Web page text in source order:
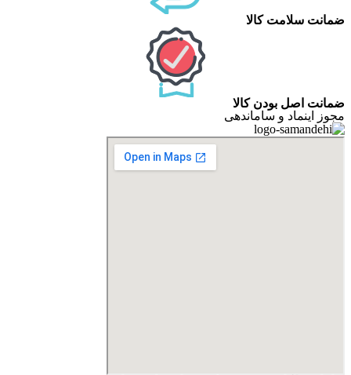
ضمانت سلامت کالا
ضمانت اصل بودن کالا
مجوز اینماد و ساماندهی